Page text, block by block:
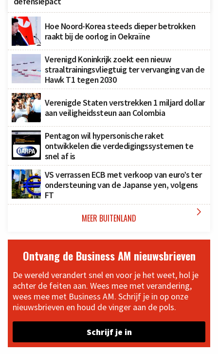
Hoe Noord-Korea steeds dieper betrokken
raakt bij de oorlog in Oekraïne
Verenigd Koninkrijk zoekt een nieuw
straaltrainingsvliegtuig ter vervanging van de
Hawk T1 tegen 2030
Verenigde Staten verstrekken 1 miljard dollar
aan veiligheidssteun aan Colombia
Pentagon wil hypersonische raket
ontwikkelen die verdedigingssystemen te
snel af is
VS verrassen ECB met verkoop van euro’s ter
ondersteuning van de Japanse yen, volgens
FT
MEER BUITENLAND 
Ontvang de Business AM nieuwsbrieven
De wereld verandert snel en voor je het weet, hol je
achter de feiten aan. Wees mee met verandering,
wees mee met Business AM. Schrijf je in op onze
nieuwsbrieven en houd de vinger aan de pols.
Schrijf je in